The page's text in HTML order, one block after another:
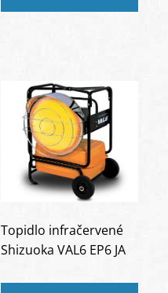
Topidlo infračervené
Shizuoka VAL6 EP6 JA